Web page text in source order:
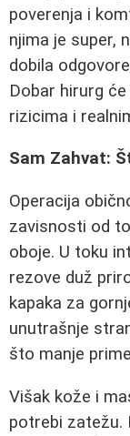
poverenja i
njima je super,
dobila
Dobar hirurg
rizicima i
Sam Zahvat:
Operacija
zavisnosti od
oboje. U toku
rezove duž
kapaka za
unutrašnje
što manje
Višak kože i
potrebi zatežu.